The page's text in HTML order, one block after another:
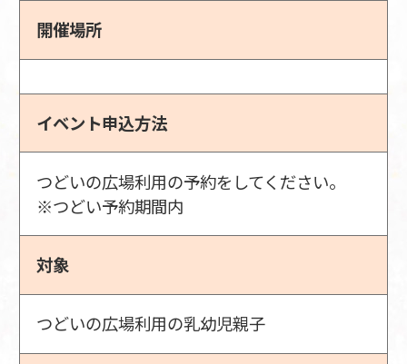
開催場所
イベント申込方法
つどいの広場利用の予約をしてください。
※つどい予約期間内
対象
つどいの広場利用の乳幼児親子